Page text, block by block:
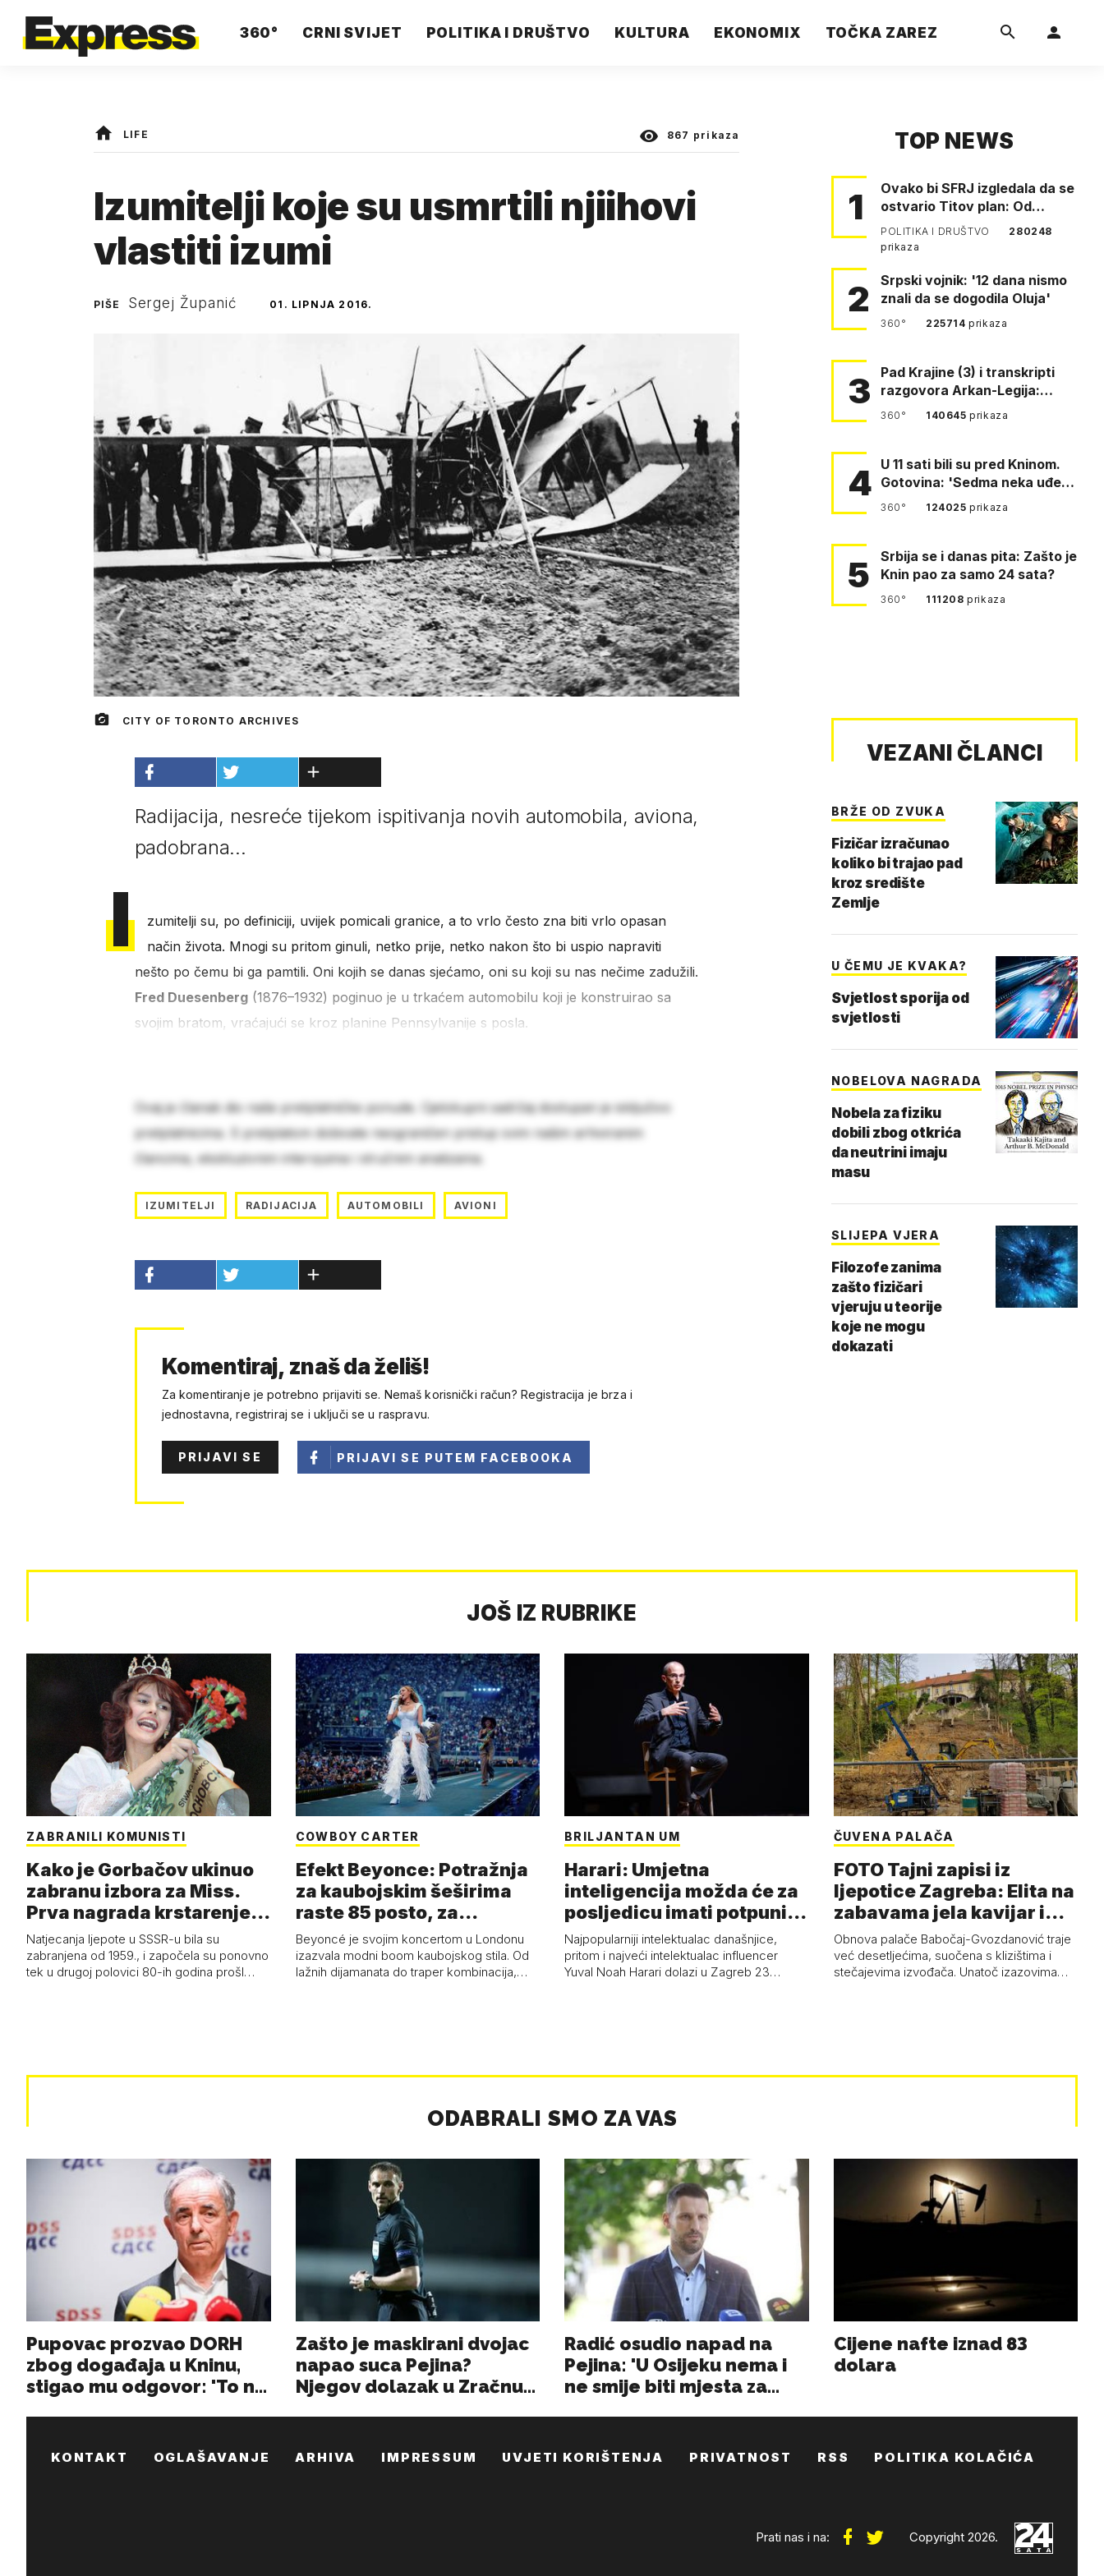
360° CRNI SVIJET POLITIKA I DRUŠTVO KULTURA EKONOMIX TOČKA ZAREZ
LIFE 867 prikaza
Izumitelji koje su usmrtili njiihovi
vlastiti izumi
PIŠE Sergej Županić 01. LIPNJA 2016.
CITY OF TORONTO ARCHIVES
Radijacija, nesreće tijekom ispitivanja novih automobila, aviona,
padobrana...
I
zumitelji su, po definiciji, uvijek pomicali granice, a to vrlo često zna biti vrlo opasan
način života. Mnogi su pritom ginuli, netko prije, netko nakon što bi uspio napraviti
nešto po čemu bi ga pamtili. Oni kojih se danas sjećamo, oni su koji su nas nečime zadužili.
Fred Duesenberg(1876–1932) poginuo je u trkaćem automobilu koji je konstruirao sa
svojim bratom, vraćajući se kroz planine Pennsylvanije s posla.
Ovaj je članak dio naše pretplatničke ponude. Cjelokupni sadržaj dostupan je isključivo
pretplatnicima. S pretplatom dobivate neograničen pristup svim našim arhiviranim
člancima, ekskluzivnim intervjuima i stručnim analizama.
IZUMITELJI RADIJACIJA AUTOMOBILI AVIONI
Komentiraj, znaš da želiš!
Za komentiranje je potrebno prijaviti se. Nemaš korisnički račun? Registracija je brza i
jednostavna, registriraj se i uključi se u raspravu.
PRIJAVI SE PRIJAVI SE PUTEM FACEBOOKA
TOP NEWS
1
Ovako bi SFRJ izgledala da se
ostvario Titov plan: Od
Klagenfurta do Istanbula!
POLITIKA I DRUŠTVO
280248
prikaza
2
Srpski vojnik: '12 dana nismo
znali da se dogodila Oluja'
360° 225714prikaza
3
Pad Krajine (3) i transkripti
razgovora Arkan-Legija:
'Čujem, prelazite ustašam…
360° 140645prikaza
4 U 11 sati bili su pred Kninom.
Gotovina: 'Sedma neka uđe,
4. gardijska neka g…
360° 124025prikaza
5
Srbija se i danas pita: Zašto je
Knin pao za samo 24 sata?
360° 111208prikaza
VEZANI ČLANCI
BRŽE OD ZVUKA
Fizičar izračunao
koliko bi trajao pad
kroz središte
Zemlje
U ČEMU JE KVAKA?
Svjetlost sporija od
svjetlosti
NOBELOVA NAGRADA
Nobela za fiziku
dobili zbog otkrića
da neutrini imaju
masu
SLIJEPA VJERA
Filozofe zanima
zašto fizičari
vjeruju u teorije
koje ne mogu
dokazati
JOŠ IZ RUBRIKE
ZABRANILI KOMUNISTI
Kako je Gorbačov ukinuo
zabranu izbora za Miss.
Prva nagrada krstarenje
Jadran…
Natjecanja ljepote u SSSR-u bila su
zabranjena od 1959., i započela su ponovno
tek u drugoj polovici 80-ih godina prošl…
COWBOY CARTER
Efekt Beyonce: Potražnja
za kaubojskim šeširima
raste 85 posto, za
čizmama 53 p…
Beyoncé je svojim koncertom u Londonu
izazvala modni boom kaubojskog stila. Od
lažnih dijamanata do traper kombinacija,…
BRILJANTAN UM
Harari: Umjetna
inteligencija možda će za
posljedicu imati potpuni
kolaps čovje…
Najpopularniji intelektualac današnjice,
pritom i najveći intelektualac influencer
Yuval Noah Harari dolazi u Zagreb 23…
ČUVENA PALAČA
FOTO Tajni zapisi iz
ljepotice Zagreba: Elita na
zabavama jela kavijar i
pud…
Obnova palače Babočaj-Gvozdanović traje
već desetljećima, suočena s klizištima i
stečajevima izvođača. Unatoč izazovima…
KONTAKT OGLAŠAVANJE ARHIVA IMPRESSUM UVJETI KORIŠTENJA PRIVATNOST RSS POLITIKA KOLAČIĆA
Prati nas i na: Copyright 2026.